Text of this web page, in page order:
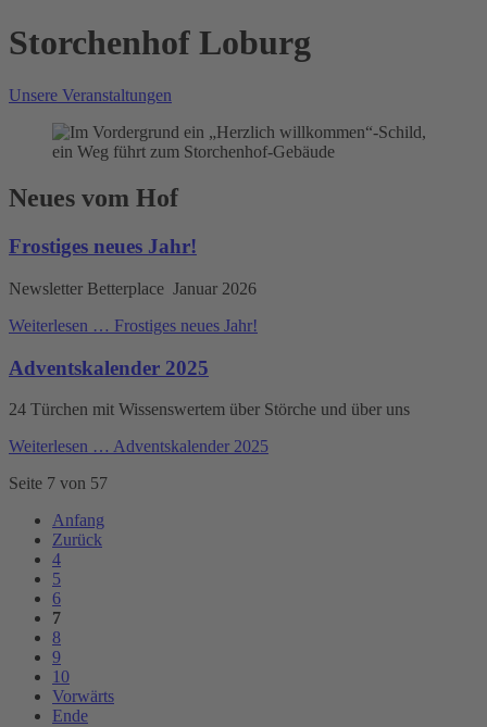
Storchenhof Loburg
Unsere Veranstaltungen
Neues vom Hof
Frostiges neues Jahr!
Newsletter Betterplace Januar 2026
Weiterlesen … Frostiges neues Jahr!
Adventskalender 2025
24 Türchen mit Wissenswertem über Störche und über uns
Weiterlesen … Adventskalender 2025
Seite 7 von 57
Anfang
Zurück
4
5
6
7
8
9
10
Vorwärts
Ende